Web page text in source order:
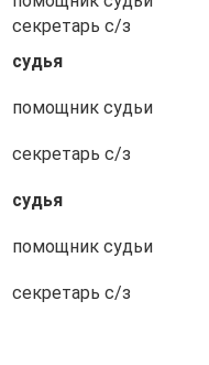
секретарь с/з
судья
помощник судьи
секретарь с/з
судья
помощник судьи
секретарь с/з